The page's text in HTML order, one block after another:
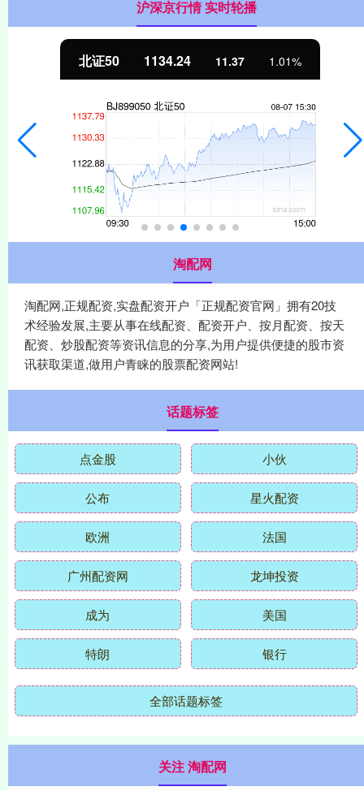
沪深京行情 实时轮播
北证50 1134.24 11.37 1.01%
淘配网
淘配网,正规配资,实盘配资开户「正规配资官网」拥有20技
术经验发展,主要从事在线配资、配资开户、按月配资、按天
配资、炒股配资等资讯信息的分享,为用户提供便捷的股市资
讯获取渠道,做用户青睐的股票配资网站!
话题标签
点金股 小伙
公布 星火配资
欧洲 法国
广州配资网 龙坤投资
成为 美国
特朗 银行
全部话题标签
关注 淘配网